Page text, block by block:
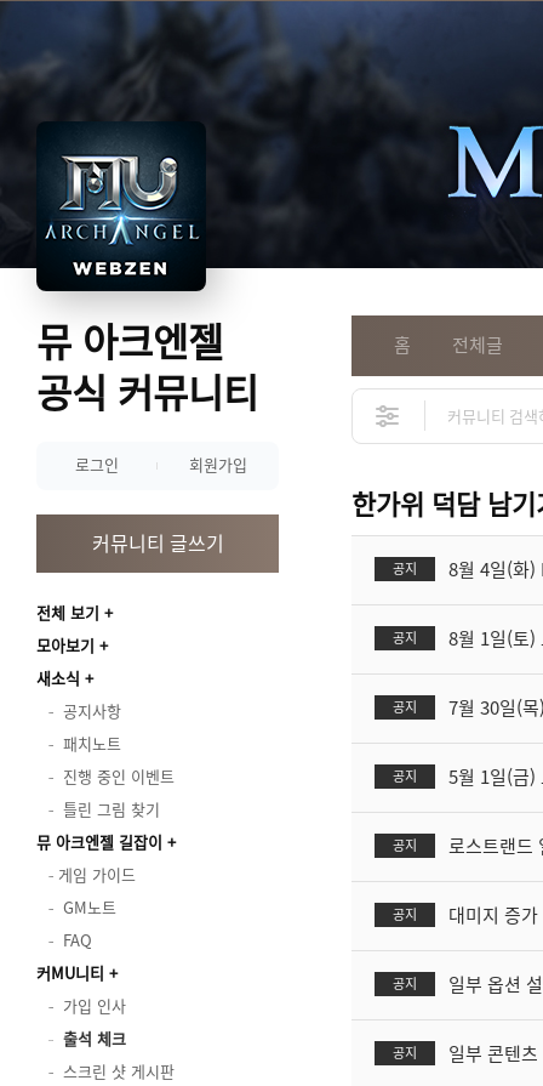
뮤 아크엔젤
공식 커뮤니티
로그인 회원가입
커뮤니티 글쓰기
전체 보기
모아보기
새소식
공지사항
패치노트
진행 중인 이벤트
틀린 그림 찾기
뮤 아크엔젤 길잡이
게임 가이드
GM노트
FAQ
커MU니티
가입 인사
출석 체크
스크린 샷 게시판
홈 전체글
한가위 덕담 남
공지 8월 4일(화)
공지 8월 1일(토)
공지 7월 30일(
공지 5월 1일(금)
공지 로스트랜드
공지 대미지 증
공지 일부 옵션
공지 일부 콘텐